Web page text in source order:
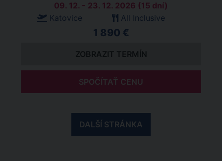
09. 12. - 23. 12. 2026 (15 dní)
Katovice
All Inclusive
1 890 €
ZOBRAZIT TERMÍN
SPOČÍTAŤ CENU
DALŠÍ STRÁNKA